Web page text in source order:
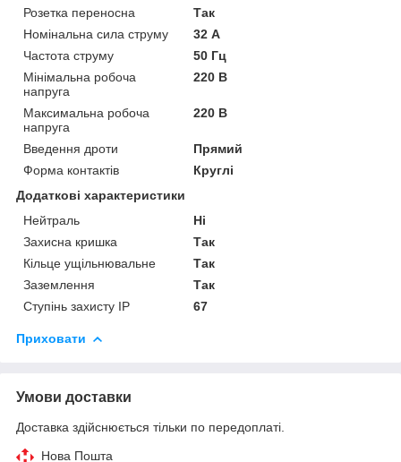
Розетка переносна
Так
Номінальна сила струму
32 А
Частота струму
50 Гц
Мінімальна робоча
напруга
220 В
Максимальна робоча
напруга
220 В
Введення дроти
Прямий
Форма контактів
Круглі
Додаткові характеристики
Нейтраль
Ні
Захисна кришка
Так
Кільце ущільнювальне
Так
Заземлення
Так
Ступінь захисту IP
67
Приховати
Умови доставки
Доставка здійснюється тільки по передоплаті.
Нова Пошта